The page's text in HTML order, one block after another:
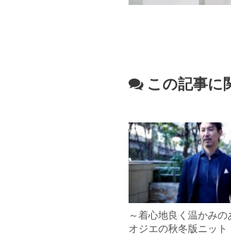
この記事に
～着心地良く温かみの
オジエの秋冬版ニッ